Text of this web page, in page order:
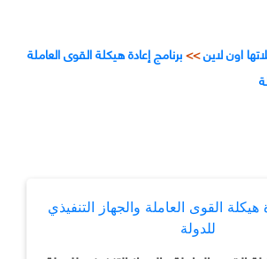
اون لاين>>برنامج إعادة هيكلة القوى العاملة